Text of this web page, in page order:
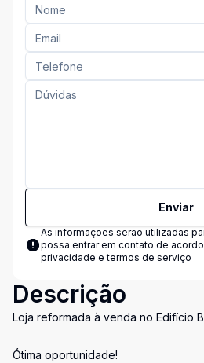
Enviar
As informações serão utilizadas
possa entrar em contato de
privacidade e termos de serviço
Descrição
Loja reformada à venda no Edifício
Ótima oportunidade!